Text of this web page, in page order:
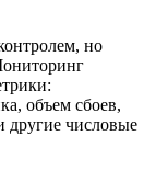
но
объем сбоев,
другие числовые